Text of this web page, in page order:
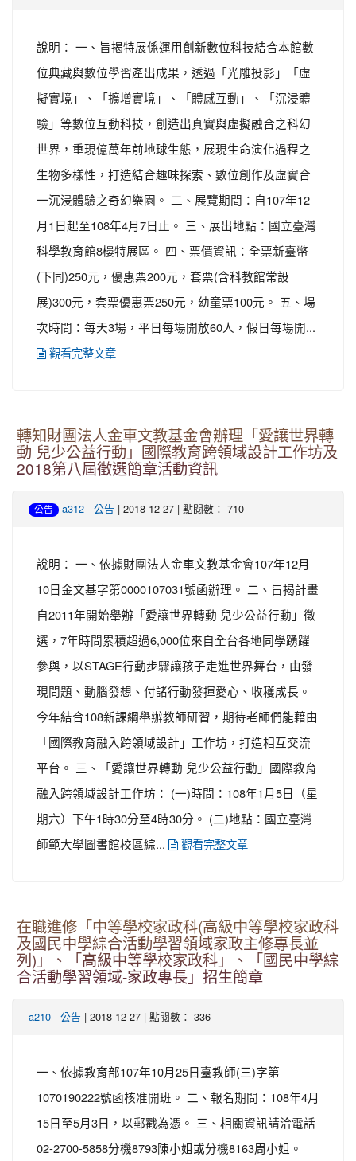
說明： 一、旨揭特展係運用創新數位科技結合本館數
位典藏與數位學習產出成果，透過「光雕投影」「虛
擬實境」、「擴增實境」、「體感互動」、「沉浸體
驗」等數位互動科技，創造出真實與虛擬融合之科幻
世界，重現億萬年前地球生態，展現生命演化過程之
生物多樣性，打造結合趣味探索、數位創作及虛實合
一沉浸體驗之奇幻樂園。 二、展覽期間：自107年12
月1日起至108年4月7日止。 三、展出地點：國立臺灣
科學教育館8樓特展區。 四、票價資訊：全票新臺幣
(下同)250元，優惠票200元，套票(含科教館常設
展)300元，套票優惠票250元，幼童票100元。 五、場
次時間：每天3場，平日每場開放60人，假日每場開...
觀看完整文章
轉知財團法人金車文教基金會辦理「愛讓世界轉
動 兒少公益行動」國際教育跨領域設計工作坊及
2018第八屆徵選簡章活動資訊
公告 a312 - 公告 | 2018-12-27 | 點閱數： 710
說明： 一、依據財團法人金車文教基金會107年12月
10日金文基字第0000107031號函辦理。 二、旨揭計畫
自2011年開始舉辦「愛讓世界轉動 兒少公益行動」徵
選，7年時間累積超過6,000位來自全台各地同學踴躍
參與，以STAGE行動步驟讓孩子走進世界舞台，由發
現問題、動腦發想、付諸行動發揮愛心、收穫成長。
今年結合108新課綱舉辦教師研習，期待老師們能藉由
「國際教育融入跨領域設計」工作坊，打造相互交流
平台。 三、「愛讓世界轉動 兒少公益行動」國際教育
融入跨領域設計工作坊： (一)時間：108年1月5日（星
期六）下午1時30分至4時30分。 (二)地點：國立臺灣
師範大學圖書館校區綜...
觀看完整文章
在職進修「中等學校家政科(高級中等學校家政科
及國民中學綜合活動學習領域家政主修專長並
列)」、「高級中等學校家政科」、「國民中學綜
合活動學習領域-家政專長」招生簡章
a210 - 公告 | 2018-12-27 | 點閱數： 336
一、依據教育部107年10月25日臺教師(三)字第
1070190222號函核准開班。 二、報名期間：108年4月
15日至5月3日，以郵戳為憑。 三、相關資訊請洽電話
02-2700-5858分機8793陳小姐或分機8163周小姐。